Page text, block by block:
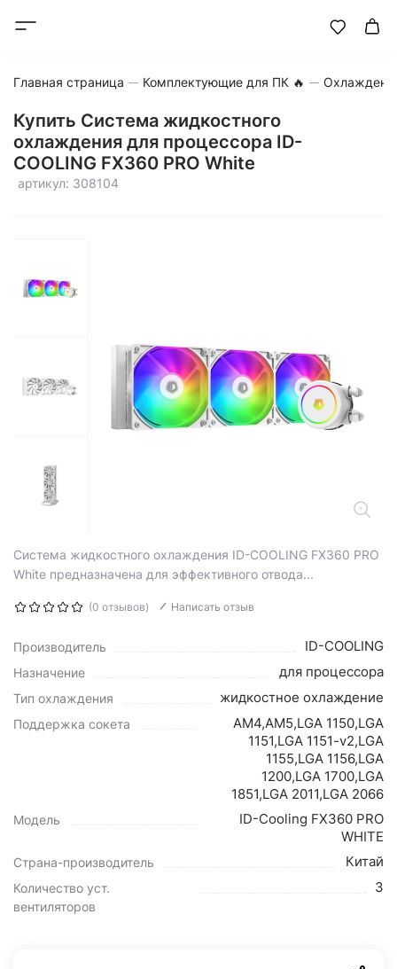
Главная страница Комплектующие для ПК 🔥
Купить Система жидкостного
охлаждения для процессора ID-
COOLING FX360 PRO White
артикул: 308104
Система жидкостного охлаждения ID-COOLING FX360 PRO
White предназначена для эффективного отвода...
(0 отзывов) Написать отзыв
Производитель ID-COOLING
Назначение для процессора
Тип охлаждения жидкостное охлаждение
Поддержка сокета
AM4,AM5,LGA 1150,LGA
1151,LGA 1151-v2,LGA
1155,LGA 1156,LGA
1200,LGA 1700,LGA
1851,LGA 2011,LGA 2066
Модель
ID-Cooling FX360 PRO
WHITE
Страна-производитель Китай
Количество уст.
вентиляторов
3